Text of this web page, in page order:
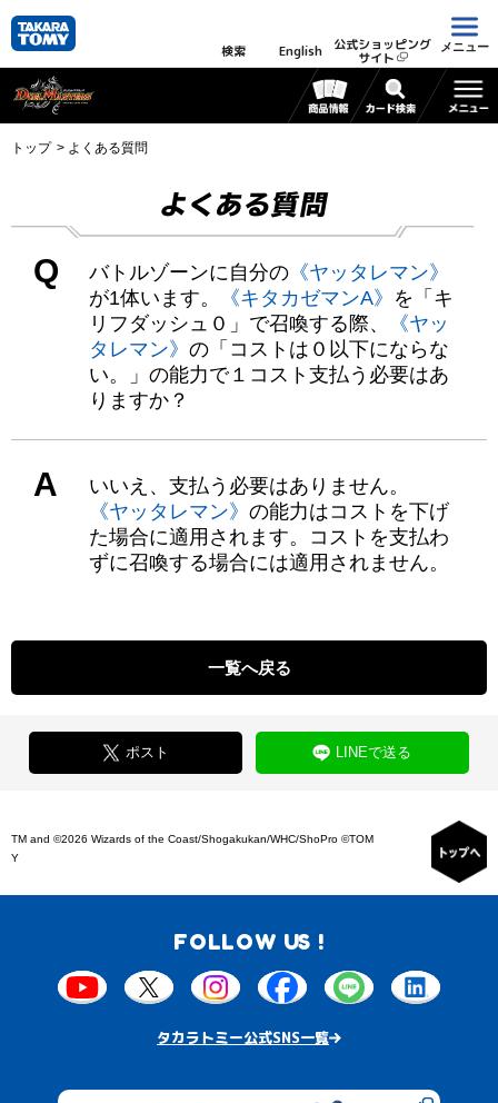
検索 English 公式ショッピング
サイト
メニュー
トップ よくある質問
よくある質問
Q バトルゾーンに自分の 《ヤッタレマン》
が1体います。
《キタカゼマンA》 を「キ
リフダッシュ０」で召喚する際、
《ヤッ
タレマン》 の「コストは０以下にならな
い。」の能力で１コスト支払う必要はあ
りますか？
A
いいえ、支払う必要はありません。
《ヤッタレマン》 の能力はコストを下げ
た場合に適用されます。コストを支払わ
ずに召喚する場合には適用されません。
一覧へ戻る
ポスト LINEで送る
TM and ©2026 Wizards of the Coast/Shogakukan/WHC/ShoPro ©TOM
Y
FOLLOW US !
タカラトミー公式SNS一覧